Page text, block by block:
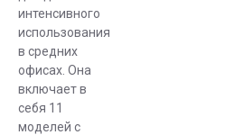
обеспечения
конфиденциальности,
уничтожители
документов
Kobra помогут
привести
интенсивного
использования
в средних
офисах. Она
включает в
себя 11
моделей с